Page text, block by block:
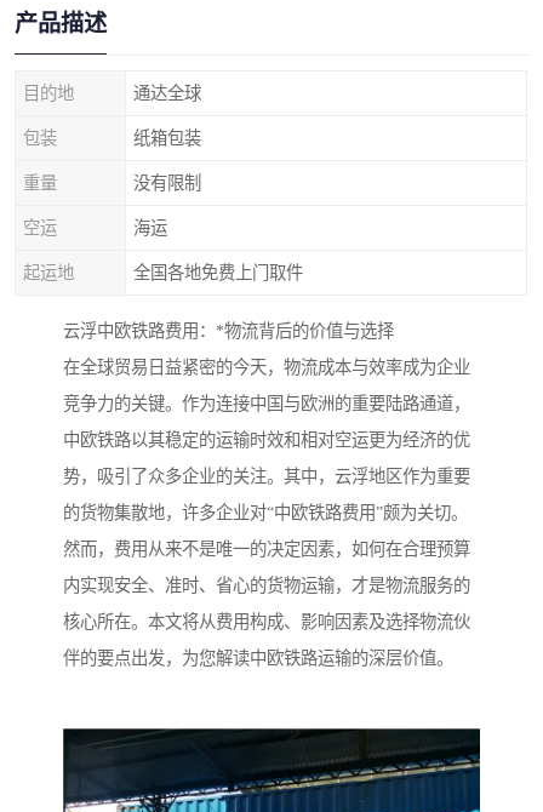
产品描述
目的地 通达全球
包装 纸箱包装
重量 没有限制
空运 海运
起运地 全国各地免费上门取件
云浮中欧铁路费用：*物流背后的价值与选择
在全球贸易日益紧密的今天，物流成本与效率成为企业
竞争力的关键。作为连接中国与欧洲的重要陆路通道，
中欧铁路以其稳定的运输时效和相对空运更为经济的优
势，吸引了众多企业的关注。其中，云浮地区作为重要
的货物集散地，许多企业对“中欧铁路费用”颇为关切。
然而，费用从来不是唯一的决定因素，如何在合理预算
内实现安全、准时、省心的货物运输，才是物流服务的
核心所在。本文将从费用构成、影响因素及选择物流伙
伴的要点出发，为您解读中欧铁路运输的深层价值。